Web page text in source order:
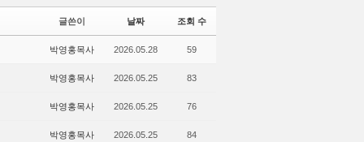
글쓴이 날짜 조회 수
박영홍목사 2026.05.28 59
박영홍목사 2026.05.25 83
박영홍목사 2026.05.25 76
박영홍목사 2026.05.25 84